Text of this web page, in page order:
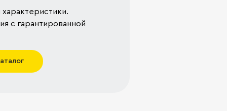
с гарантированной